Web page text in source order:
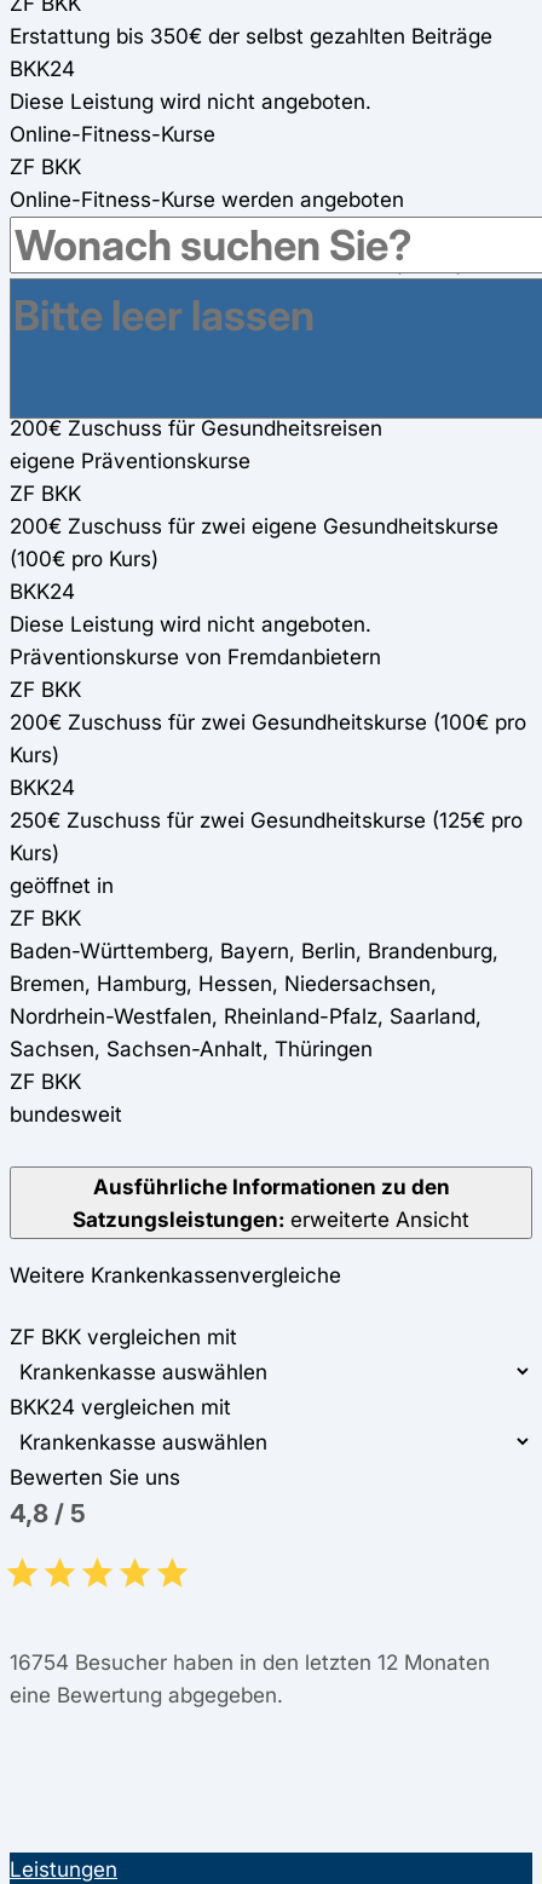
Erstattung bis 350€ der selbst gezahlten Beiträge
BKK24
Diese Leistung wird nicht angeboten.
Online-Fitness-Kurse
ZF BKK
Online-Fitness-Kurse werden angeboten
BKK24
verschiedene Online-Präventionskurse (100%)
Gesundheitsreisen
ZF BKK
200€ Zuschuss für Gesundheitsreisen
eigene Präventionskurse
ZF BKK
200€ Zuschuss für zwei eigene Gesundheitskurse
(100€ pro Kurs)
BKK24
Diese Leistung wird nicht angeboten.
Präventionskurse von Fremdanbietern
ZF BKK
200€ Zuschuss für zwei Gesundheitskurse (100€ pro
Kurs)
BKK24
250€ Zuschuss für zwei Gesundheitskurse (125€ pro
Kurs)
geöffnet in
ZF BKK
Baden-Württemberg, Bayern, Berlin, Brandenburg,
Bremen, Hamburg, Hessen, Niedersachsen,
Nordrhein-Westfalen, Rheinland-Pfalz, Saarland,
Sachsen, Sachsen-Anhalt, Thüringen
ZF BKK
bundesweit
Ausführliche Informationen zu den
Satzungsleistungen: erweiterte Ansicht
Weitere Krankenkassenvergleiche
ZF BKK vergleichen mit
BKK24 vergleichen mit
Bewerten Sie uns
4,8 / 5
16754 Besucher haben in den letzten 12 Monaten
eine Bewertung abgegeben.
Leistungen